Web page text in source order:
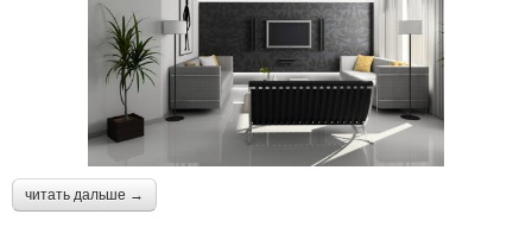
читать дальше →